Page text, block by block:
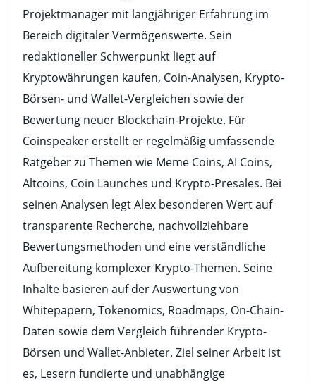
Projektmanager mit langjähriger Erfahrung im
Bereich digitaler Vermögenswerte. Sein
redaktioneller Schwerpunkt liegt auf
Kryptowährungen kaufen, Coin-Analysen, Krypto-
Börsen- und Wallet-Vergleichen sowie der
Bewertung neuer Blockchain-Projekte. Für
Coinspeaker erstellt er regelmäßig umfassende
Ratgeber zu Themen wie Meme Coins, AI Coins,
Altcoins, Coin Launches und Krypto-Presales. Bei
seinen Analysen legt Alex besonderen Wert auf
transparente Recherche, nachvollziehbare
Bewertungsmethoden und eine verständliche
Aufbereitung komplexer Krypto-Themen. Seine
Inhalte basieren auf der Auswertung von
Whitepapern, Tokenomics, Roadmaps, On-Chain-
Daten sowie dem Vergleich führender Krypto-
Börsen und Wallet-Anbieter. Ziel seiner Arbeit ist
es, Lesern fundierte und unabhängige